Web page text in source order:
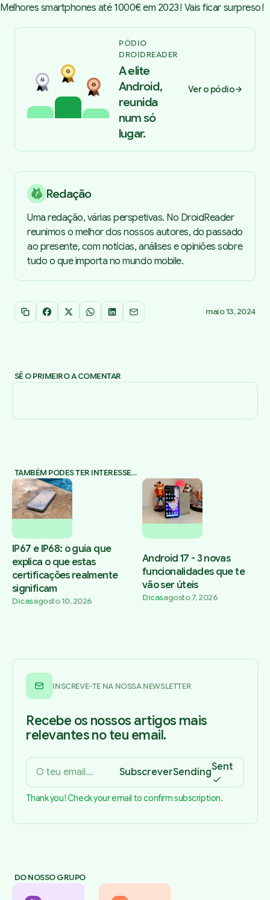
Melhores smartphones até 1000€ em 2023! Vais ficar surpreso!
PÓDIO
DROIDREADER
A elite
Android,
reunida
num só
lugar.
Ver o pódio
Redação
Uma redação, várias perspetivas. No DroidReader
reunimos o melhor dos nossos autores, do passado
ao presente, com notícias, análises e opiniões sobre
tudo o que importa no mundo mobile.
Copiar link
Facebook
X WhatsApp
LinkedInEmail maio 13, 2024
SÊ O PRIMEIRO A COMENTAR
TAMBÉM PODES TER INTERESSE…
IP67 e IP68: o guia que
explica o que estas
certificações realmente
significam
Dicasagosto 10, 2026
Android 17 - 3 novas
funcionalidades que te
vão ser úteis
Dicasagosto 7, 2026
INSCREVE-TE NA NOSSA NEWSLETTER
Recebe os nossos artigos mais
relevantes no teu email.
SubscreverSendingSent
Thank you! Check your email to confirm subscription.
DO NOSSO GRUPO